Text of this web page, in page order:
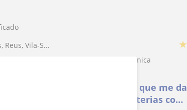
★
Reus, Vila-S...
Química orgánica, Química inorgánica
en biología y Química, lo que me da
enseñanza de diferentes materias como